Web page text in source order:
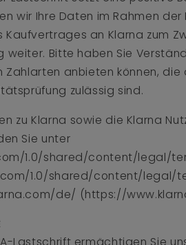
wir Ihre Daten im Rahmen
Kaufvertrages an Klarna zum
weiter. Bitte haben Sie
Zahlarten anbieten können,
zulässig sind.
zu Klarna sowie die Klarna
Sie unter
1.0/shared/content/legal/
1.0/shared/content/legal/
de/ (https://